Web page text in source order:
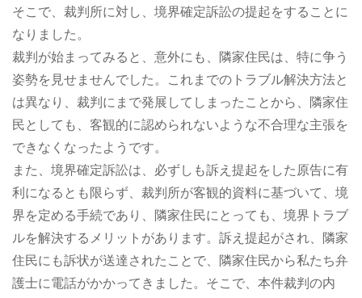
そこで、裁判所に対し、境界確定訴訟の提起をすることに
なりました。
裁判が始まってみると、意外にも、隣家住民は、特に争う
姿勢を見せませんでした。これまでのトラブル解決方法と
は異なり、裁判にまで発展してしまったことから、隣家住
民としても、客観的に認められないような不合理な主張を
できなくなったようです。
また、境界確定訴訟は、必ずしも訴え提起をした原告に有
利になるとも限らず、裁判所が客観的資料に基づいて、境
界を定める手続であり、隣家住民にとっても、境界トラブ
ルを解決するメリットがあります。訴え提起がされ、隣家
住民にも訴状が送達されたことで、隣家住民から私たち弁
護士に電話がかかってきました。そこで、本件裁判の内